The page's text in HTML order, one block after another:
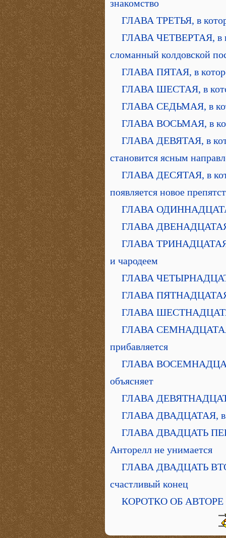
знакомство
ГЛАВА ТРЕТЬЯ, в
ГЛАВА ЧЕТВЕРТАЯ, в
сломанный колдовской
ГЛАВА ПЯТАЯ, в
ГЛАВА ШЕСТАЯ, в
ГЛАВА СЕДЬМАЯ, в
ГЛАВА ВОСЬМАЯ, в
ГЛАВА ДЕВЯТАЯ, в
становится ясным
ГЛАВА ДЕСЯТАЯ, в
появляется новое
ГЛАВА
ГЛАВА ДВЕНАДЦАТАЯ,
ГЛАВА ТРИНАДЦАТАЯ,
и чародеем
ГЛАВА
ГЛАВА ПЯТНАДЦАТАЯ,
ГЛАВА ШЕСТНАДЦАТАЯ,
ГЛАВА СЕМНАДЦАТАЯ, в
прибавляется
ГЛАВА
объясняет
ГЛАВА
ГЛАВА ДВАДЦАТАЯ, в
ГЛАВА ДВАДЦАТЬ
Анторелл не унимается
ГЛАВА ДВАДЦАТЬ
счастливый конец
КОРОТКО ОБ АВТОРЕ